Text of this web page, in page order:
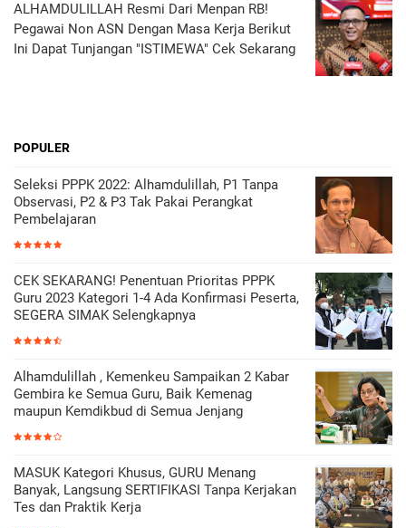
ALHAMDULILLAH Resmi Dari Menpan RB!
Pegawai Non ASN Dengan Masa Kerja Berikut
Ini Dapat Tunjangan "ISTIMEWA" Cek Sekarang
POPULER
Seleksi PPPK 2022: Alhamdulillah, P1 Tanpa
Observasi, P2 & P3 Tak Pakai Perangkat
Pembelajaran
CEK SEKARANG! Penentuan Prioritas PPPK
Guru 2023 Kategori 1-4 Ada Konfirmasi Peserta,
SEGERA SIMAK Selengkapnya
Alhamdulillah , Kemenkeu Sampaikan 2 Kabar
Gembira ke Semua Guru, Baik Kemenag
maupun Kemdikbud di Semua Jenjang
MASUK Kategori Khusus, GURU Menang
Banyak, Langsung SERTIFIKASI Tanpa Kerjakan
Tes dan Praktik Kerja